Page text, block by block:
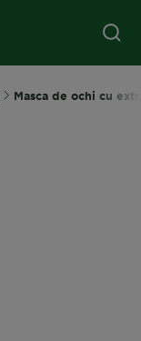
Masca de ochi cu